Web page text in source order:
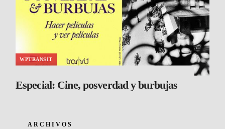
WPTRANSIT
Especial: Cine, posverdad y burbujas
ARCHIVOS